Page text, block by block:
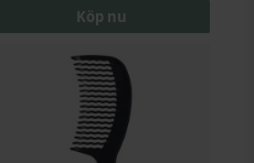
Köp nu